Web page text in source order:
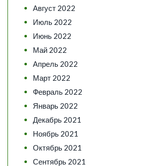
Август 2022
Июль 2022
Июнь 2022
Май 2022
Апрель 2022
Март 2022
Февраль 2022
Январь 2022
Декабрь 2021
Ноябрь 2021
Октябрь 2021
Сентябрь 2021